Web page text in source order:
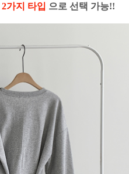
2가지 타입 으로 선택 가능!!